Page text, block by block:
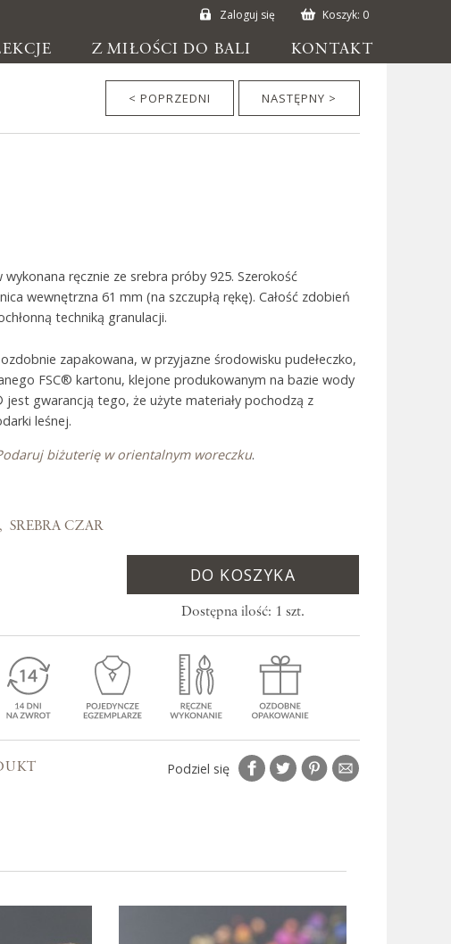
Zaloguj się Koszyk: 0
Z MIŁOŚCI DO BALI KONTAKT
do Bali
< POPRZEDNI NASTĘPNY >
ręcznie ze srebra próby 925. Szerokość
wewnętrzna 61 mm (na szczupłą rękę). Całość zdobień
techniką granulacji.
zapakowana, w przyjazne środowisku pudełeczko,
FSC® kartonu, klejone produkowanym na bazie wody
jest gwarancją tego, że użyte materiały pochodzą z
leśnej.
biżuterię w orientalnym woreczku.
SREBRA CZAR
DO KOSZYKA
Dostępna ilość: 1 szt.
Podziel się